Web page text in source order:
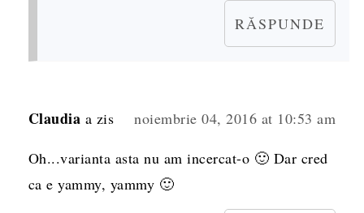
RĂSPUNDE
Claudia a zis noiembrie 04, 2016 at 10:53 am
Oh...varianta asta nu am incercat-o 🙂 Dar cred
ca e yammy, yammy 🙂